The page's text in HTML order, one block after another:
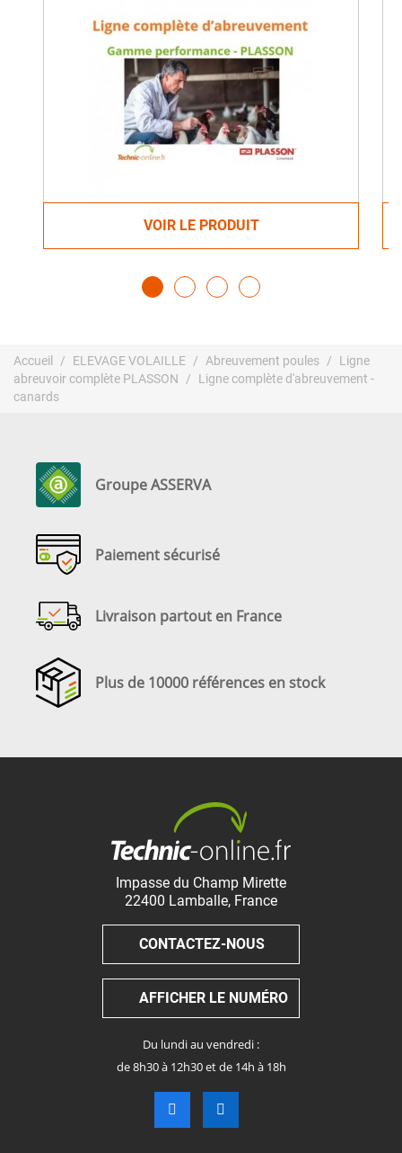
VOIR LE PRODUIT
Accueil ELEVAGE VOLAILLE Abreuvement poules
Ligne
abreuvoir complète PLASSON
Ligne complète d'abreuvement -
canards
Groupe ASSERVA
Paiement sécurisé
Livraison partout en France
Plus de 10000 références en stock
Impasse du Champ Mirette
22400 Lamballe, France
CONTACTEZ-NOUS
AFFICHER LE NUMÉRO
Du lundi au vendredi :
de 8h30 à 12h30 et de 14h à 18h